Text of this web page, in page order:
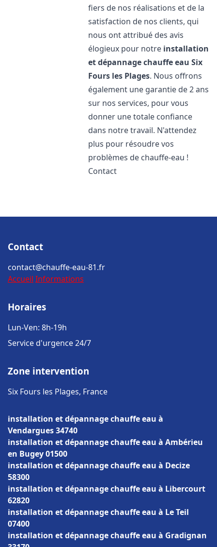
fiers de nos réalisations et de la
satisfaction de nos clients, qui
nous ont attribué des avis
élogieux pour notre installation
et dépannage chauffe eau Six
Fours les Plages. Nous offrons
également une garantie de 2 ans
sur nos services, pour vous
donner une totale confiance
dans notre travail. N'attendez
plus pour résoudre vos
problèmes de chauffe-eau !
Contact
Contact
contact@chauffe-eau-81.fr
Accueil Informations
Horaires
Lun-Ven: 8h-19h
Service d'urgence 24/7
Zone intervention
Six Fours les Plages, France
installation et dépannage chauffe eau à
Vendargues 34740
installation et dépannage chauffe eau à Ambérieu
en Bugey 01500
installation et dépannage chauffe eau à Decize
58300
installation et dépannage chauffe eau à Libercourt
62820
installation et dépannage chauffe eau à Le Teil
07400
installation et dépannage chauffe eau à Gradignan